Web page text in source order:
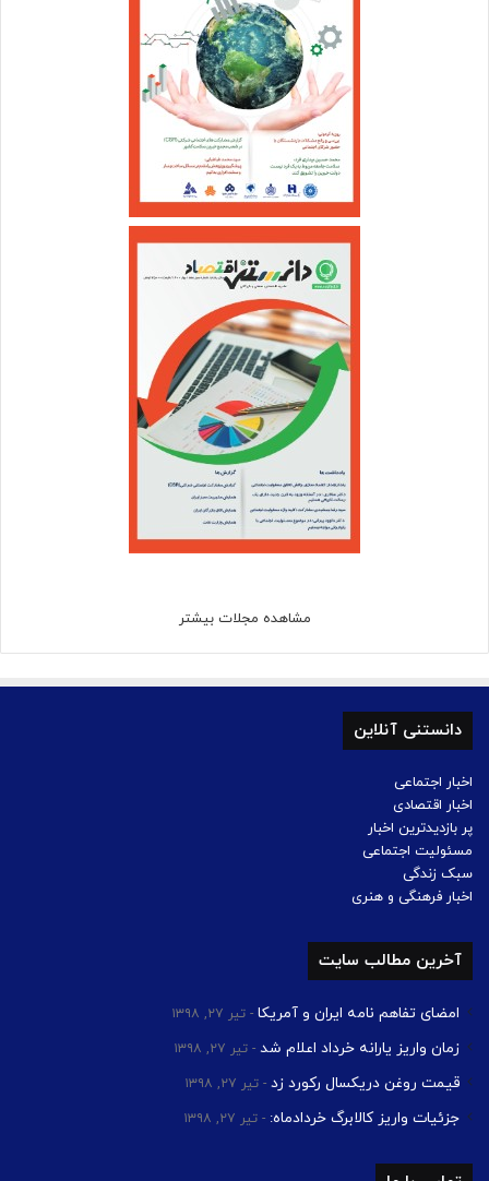
مشاهده مجلات بیشتر
دانستنی آنلاین
اخبار اجتماعی
اخبار اقتصادی
پر بازدیدترین اخبار
مسئولیت اجتماعی
سبک زندگی
اخبار فرهنگی و هنری
آخرین مطالب سایت
امضای تفاهم نامه ایران و آمریکا تیر ۲۷, ۱۳۹۸
زمان واریز یارانه خرداد اعلام شد تیر ۲۷, ۱۳۹۸
قیمت روغن دریکسال رکورد زد تیر ۲۷, ۱۳۹۸
جزئیات واریز کالابرگ خردادماه: تیر ۲۷, ۱۳۹۸